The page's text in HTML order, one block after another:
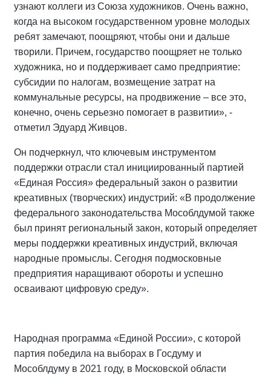
узнают коллеги из Союза художников. Очень важно,
когда на высоком государственном уровне молодых
ребят замечают, поощряют, чтобы они и дальше
творили. Причем, государство поощряет не только
художника, но и поддерживает само предприятие:
субсидии по налогам, возмещение затрат на
коммунальные ресурсы, на продвижение – все это,
конечно, очень серьезно помогает в развитии», -
отметил Эдуард Живцов.
Он подчеркнул, что ключевым инструментом
поддержки отрасли стал инициированный партией
«Единая Россия» федеральный закон о развитии
креативных (творческих) индустрий: «В продолжение
федерального законодательства Мособлдумой также
был принят региональный закон, который определяет
меры поддержки креативных индустрий, включая
народные промыслы. Сегодня подмосковные
предприятия наращивают обороты и успешно
осваивают цифровую среду».
Народная программа «Единой России», с которой
партия победила на выборах в Госдуму и
Мособлдуму в 2021 году, в Московской области